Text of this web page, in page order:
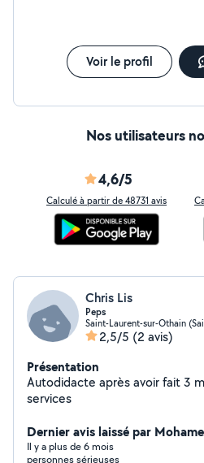
Voir le profil
Nos utilisateurs
4,6/5
Calculé à partir de 48731 avis
Chris Lis
Peps
Saint-Laurent-sur-Othain
2,5/5 (2 avis)
Présentation
Autodidacte après avoir fait 3
services
Dernier avis laissé par
Il y a plus de 6 mois
personnes sérieuses